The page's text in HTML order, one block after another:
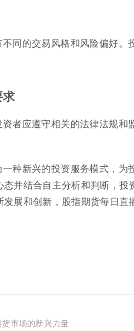
同的交易风格和风险偏好
者应遵守相关的法律法规
种新兴的投资服务模式，
并结合自主分析和判断，
展和创新，股指期货每日
市场的新兴力量